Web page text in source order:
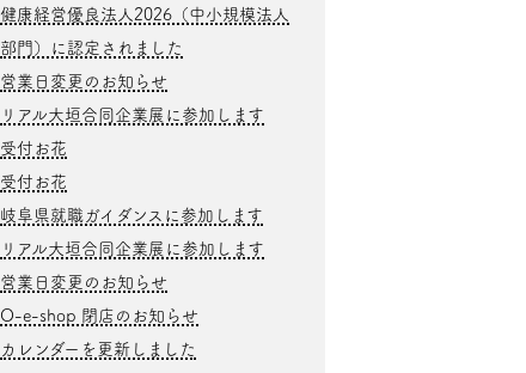
健康経営優良法人2026（中小規模法人
部門）に認定されました
営業日変更のお知らせ
リアル大垣合同企業展に参加します
受付お花
受付お花
岐阜県就職ガイダンスに参加します
リアル大垣合同企業展に参加します
営業日変更のお知らせ
O-e-shop 閉店のお知らせ
カレンダーを更新しました